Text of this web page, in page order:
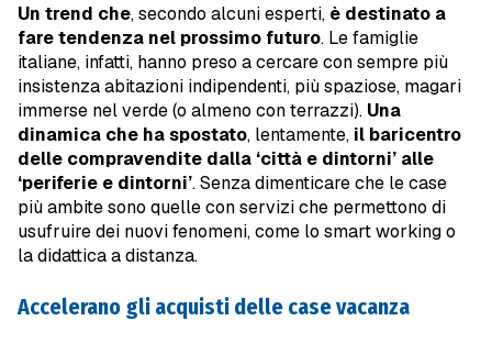
Un trend che, secondo alcuni esperti, è destinato a
fare tendenza nel prossimo futuro. Le famiglie
italiane, infatti, hanno preso a cercare con sempre più
insistenza abitazioni indipendenti, più spaziose, magari
immerse nel verde (o almeno con terrazzi). Una
dinamica che ha spostato, lentamente, il baricentro
delle compravendite dalla ‘città e dintorni’ alle
‘periferie e dintorni’. Senza dimenticare che le case
più ambite sono quelle con servizi che permettono di
usufruire dei nuovi fenomeni, come lo smart working o
la didattica a distanza.
Accelerano gli acquisti delle case vacanza